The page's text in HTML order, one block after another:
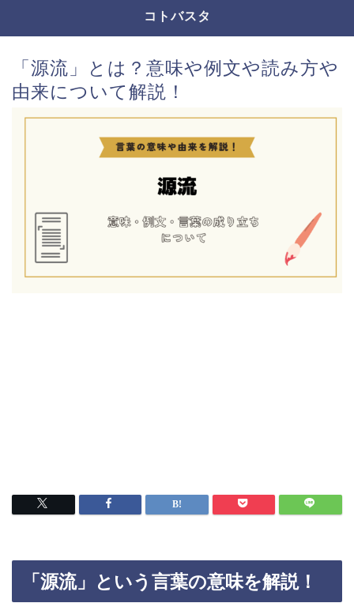
コトバスタ
「源流」とは？意味や例文や読み方や
由来について解説！
「源流」という言葉の意味を解説！